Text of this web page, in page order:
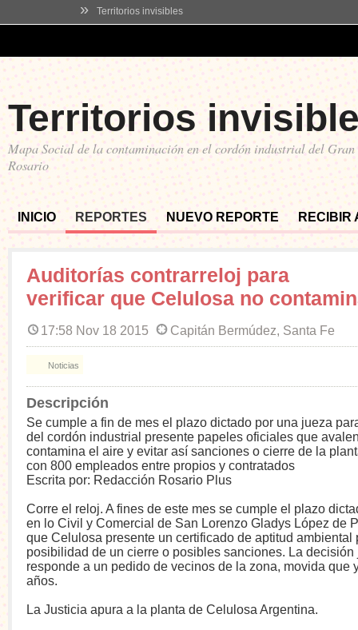
» Territorios invisibles
Territorios
Mapa Social de la contaminación en el cordón industrial del Gran
Rosario
INICIO REPORTES NUEVO REPORTE RECIBIR
Auditorías contrarreloj para
verificar que Celulosa no
17:58 Nov 18 2015 Capitán Bermúdez, Santa Fe
Noticias
Descripción
Se cumple a fin de mes el plazo dictado por una jueza
del cordón industrial presente papeles oficiales que
contamina el aire y evitar así sanciones o cierre de la
con 800 empleados entre propios y contratados
Escrita por: Redacción Rosario Plus
Corre el reloj. A fines de este mes se cumple el plazo
en lo Civil y Comercial de San Lorenzo Gladys López de
que Celulosa presente un certificado de aptitud ambiental
posibilidad de un cierre o posibles sanciones. La
responde a un pedido de vecinos de la zona, movida que
años.
La Justicia apura a la planta de Celulosa Argentina.